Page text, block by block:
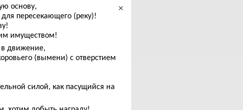
×
основу,
пересекающего (реку)!
имуществом!
движение,
(вымени) с отверстием
силой, как пасущийся на